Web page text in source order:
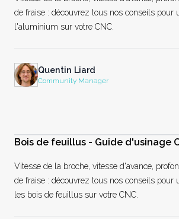
de fraise : découvrez tous nos conseils pour
l'aluminium sur votre CNC.
Quentin Liard
Community Manager
Bois de feuillus - Guide d'usinage
Vitesse de la broche, vitesse d'avance,
de fraise : découvrez tous nos conseils pour
les bois de feuillus sur votre CNC.